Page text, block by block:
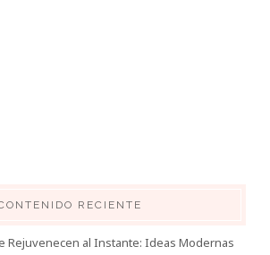
RECIENTE
Rejuvenecen al Instante: Ideas Modernas